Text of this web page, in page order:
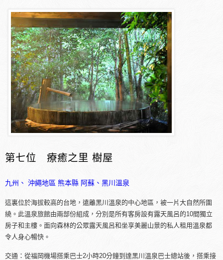
第七位 療癒之里 樹屋
九州、 沖繩地區 熊本縣 阿蘇、黑川溫泉
這裏位於海拔較高的台地，遠離黑川溫泉的中心地區，被一片大自然所圍
繞。此溫泉旅館由兩部份組成，分別是所有客房設有露天風呂的10間獨立
房子和主樓。面向森林的公眾露天風呂和坐享美麗山景的私人租用溫泉都
令人身心暢快。
交通：從福岡機場搭乘巴士2小時20分鐘到達黑川溫泉巴士總站後，搭乘接